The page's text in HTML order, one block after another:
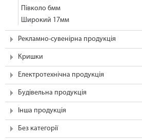
Півколо 6мм
Широкий 17мм
Рекламно-сувенірна продукція
Кришки
Електротехнічна продукція
Будівельна продукція
Інша продукція
Без категорії